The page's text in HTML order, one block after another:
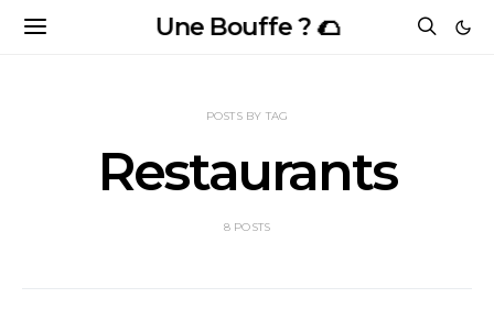
Une Bouffe ? 🌮
POSTS BY TAG
Restaurants
8 POSTS